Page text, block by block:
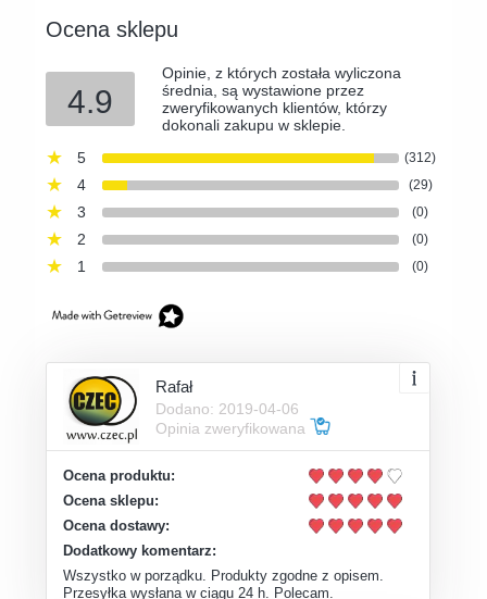
Ocena sklepu
4.9
Opinie, z których została wyliczona
średnia, są wystawione przez
zweryfikowanych klientów, którzy
dokonali zakupu w sklepie.
5
(312)
4 (29)
3 (0)
2 (0)
1 (0)
Rafał
Dodano: 2019-04-06
Opinia zweryfikowana
Ocena produktu:
Ocena sklepu:
Ocena dostawy:
Dodatkowy komentarz:
Wszystko w porządku. Produkty zgodne z opisem.
Przesyłka wysłana w ciągu 24 h. Polecam.